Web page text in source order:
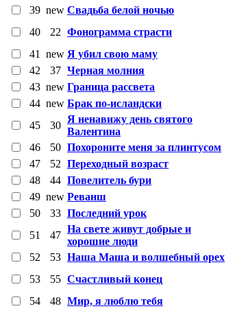
39 new Свадьба белой ночью
40
22 Фонограмма страсти
41
new Я убил свою маму
42
37 Черная молния
43 new Граница рассвета
44 new Брак по-исландски
45
30
Я ненавижу день святого
Валентина
46
50 Похороните меня за плинтусом
47
52 Переходный возраст
48
44 Повелитель бури
49 new Реванш
50
33 Последний урок
51
47
На свете живут добрые и
хорошие люди
52
53 Наша Маша и волшебный орех
53
55 Счастливый конец
54
48 Мир, я люблю тебя